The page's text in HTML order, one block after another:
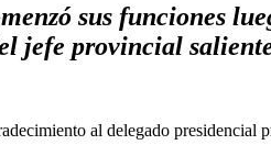
sus funciones
jefe provincial
al delegado